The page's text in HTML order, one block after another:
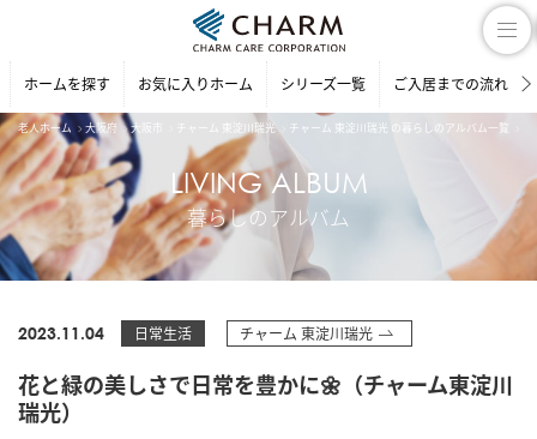
ホームを探す お気に入りホーム シリーズ一覧 ご入居までの流れ
老人ホーム 大阪府 大阪市 チャーム 東淀川瑞光 チャーム 東淀川瑞光 の暮らしのアルバム一覧
LIVING ALBUM
暮らしのアルバム
2023.11.04 日常生活 チャーム 東淀川瑞光
花と緑の美しさで日常を豊かに🌼（チャーム東淀川
瑞光）